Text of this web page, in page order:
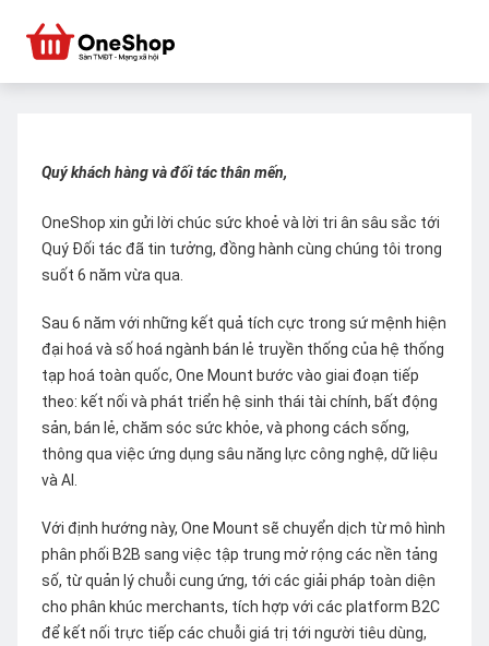
Quý khách hàng và đối tác thân mến,
OneShop xin gửi lời chúc sức khoẻ và lời tri ân sâu sắc tới
Quý Đối tác đã tin tưởng, đồng hành cùng chúng tôi trong
suốt 6 năm vừa qua.
Sau 6 năm với những kết quả tích cực trong sứ mệnh hiện
đại hoá và số hoá ngành bán lẻ truyền thống của hệ thống
tạp hoá toàn quốc, One Mount bước vào giai đoạn tiếp
theo: kết nối và phát triển hệ sinh thái tài chính, bất động
sản, bán lẻ, chăm sóc sức khỏe, và phong cách sống,
thông qua việc ứng dụng sâu năng lực công nghệ, dữ liệu
và AI.
Với định hướng này, One Mount sẽ chuyển dịch từ mô hình
phân phối B2B sang việc tập trung mở rộng các nền tảng
số, từ quản lý chuỗi cung ứng, tới các giải pháp toàn diện
cho phân khúc merchants, tích hợp với các platform B2C
để kết nối trực tiếp các chuỗi giá trị tới người tiêu dùng,